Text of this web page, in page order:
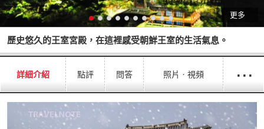
更多
歷史悠久的王室宮殿，在這裡感受朝鮮王室的生活氣息。
詳細介紹 點評 問答 照片ㆍ視頻 ···